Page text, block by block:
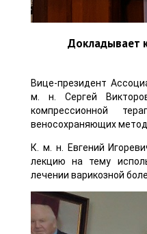
Докладывает
Вице-президент
м. н. Сергей
компрессионной
веносохраняющих
К. м. н. Евгений
лекцию на тему
лечении варикозной